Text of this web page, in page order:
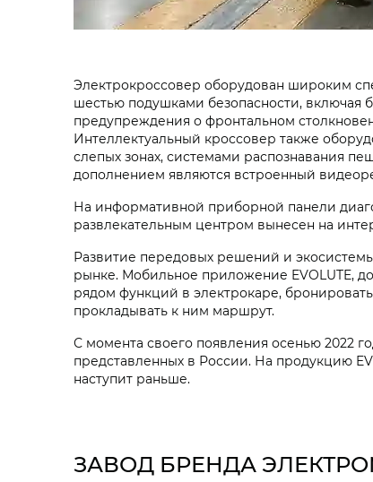
Электрокроссовер оборудован широким
шестью подушками безопасности, включая
предупреждения о фронтальном
Интеллектуальный кроссовер также
слепых зонах, системами распознавания
дополнением являются встроенный
На информативной приборной панели
развлекательным центром вынесен на
Развитие передовых решений и
рынке. Мобильное приложение EVOLUTE,
рядом функций в электрокаре,
прокладывать к ним маршрут.
С момента своего появления осенью 2022
представленных в России. На продукцию
наступит раньше.
ЗАВОД БРЕНДА